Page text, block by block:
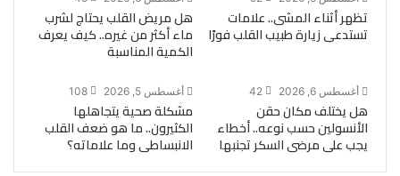
تظهر أثناء المشى.. علامات
تستدعى زيارة طبيب القلب فورًا
هل مريض القلب يحتاج لشرب
ماء أكثر من غيره.. كيف يعرف
الكمية المناسبة
أغسطس 6, 2026 42
هل يختلف مكان حقن
الأنسولين حسب نوعه.. أخطاء
يجب على مرضى السكر تجنبها
أغسطس 5, 2026 108
مشكلة صحية يتجاهلها
الكثيرون.. ما هو ضعف القلب
الانبساطى وما علاماته؟